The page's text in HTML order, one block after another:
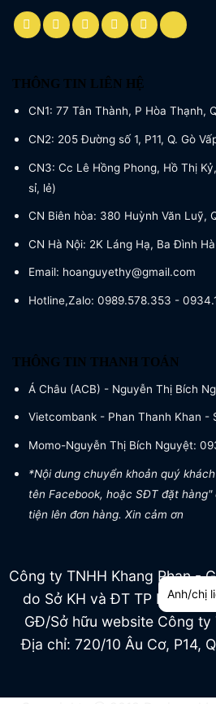
THÔNG TIN LIÊN HỆ
CN1: 77 Tân Thành, P Hòa Thạnh,
CN2: 205 Đường số 1, P11, Q. Gò
CN3: Cc Lê Hồng Phong, Hồ Thị
sỉ, lẻ)
CN Biên hòa: 380 Huỳnh Văn Luỹ,
CN Hà Nội: 2K Láng Hạ, Ba Đình
Email: hoanguyethy@gmail.com
Hotline,Zalo: 0989.578.353 -
THÔNG TIN THANH TOÁN
Á Châu (ACB) - Nguyễn Thị Bích
Vietcombank - Phan Thanh Khan -
Momo-Nguyễn Thị Bích Nguyệt:
*Nội dung chuyển khoản quý
tên Facebook, hoặc SĐT đặt hàng"
tiện lên đơn hàng. Xin cảm ơn
Công ty TNHH Khang Phan -
do Sở KH và ĐT TP HCM
GĐ/Sở hữu website Công ty
Địa chỉ: 720/10 Âu Cơ, P14,
Anh/chị